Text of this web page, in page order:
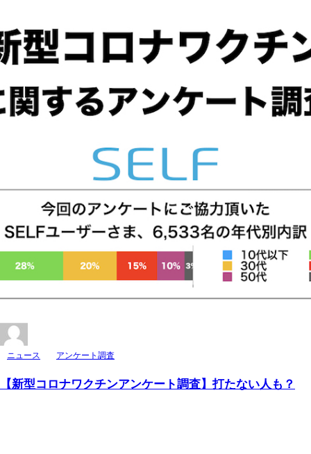
ニュース アンケート調査
【新型コロナワクチンアンケート調査】打たない人も？